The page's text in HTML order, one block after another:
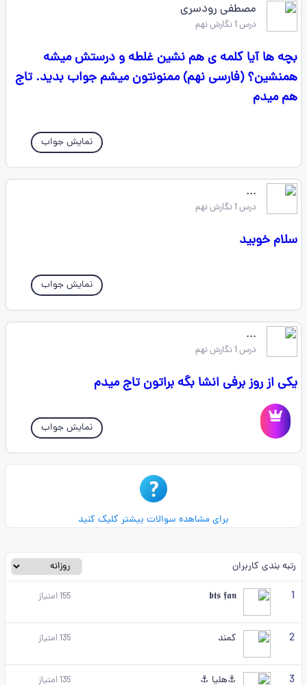
مصطفی رودسری
درس 1 نگارش نهم
بچه ها آیا کلمه ی هم نشین غلطه و درستش میشه
همنشین؟ (فارسی نهم) ممنونتون میشم جواب بدید. تاج
هم میدم
نمایش جواب
‌‌...
درس 1 نگارش نهم
سلام خوبید
نمایش جواب
‌‌...
درس 1 نگارش نهم
یکی از روز برفی انشا بگه براتون تاج میدم
نمایش جواب
برای مشاهده سوالات بیشتر کلیک کنید
رتبه بندی کاربران
1
𝖇𝖙𝖘 𝖋𝖆𝖓
155امتیاز
2 کمند 135امتیاز
3 ⚓هلیا ⚓ 135امتیاز